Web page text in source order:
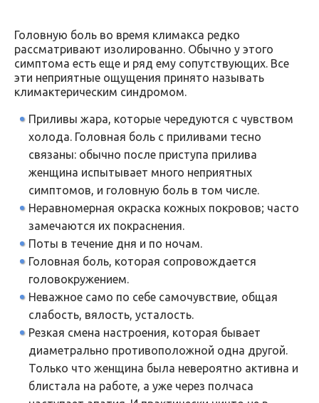
Головную боль во время климакса редко
рассматривают изолированно. Обычно у этого
симптома есть еще и ряд ему сопутствующих. Все
эти неприятные ощущения принято называть
климактерическим синдромом.
Приливы жара, которые чередуются с чувством
холода. Головная боль с приливами тесно
связаны: обычно после приступа прилива
женщина испытывает много неприятных
симптомов, и головную боль в том числе.
Неравномерная окраска кожных покровов; часто
замечаются их покраснения.
Поты в течение дня и по ночам.
Головная боль, которая сопровождается
головокружением.
Неважное само по себе самочувствие, общая
слабость, вялость, усталость.
Резкая смена настроения, которая бывает
диаметрально противоположной одна другой.
Только что женщина была невероятно активна и
блистала на работе, а уже через полчаса